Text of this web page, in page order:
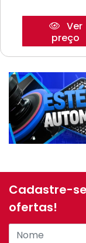
Ver
preço
Cadastre-
ofertas!